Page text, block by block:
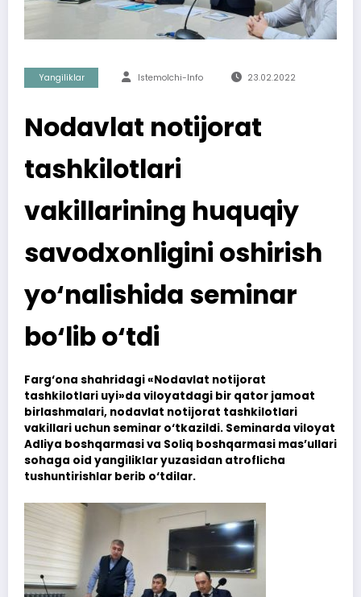
Yangiliklar Istemolchi-Info 23.02.2022
Nodavlat notijorat
tashkilotlari
vakillarining huquqiy
savodxonligini oshirish
yo‘nalishida seminar
bo‘lib o‘tdi
Farg‘ona shahridagi «Nodavlat notijorat
tashkilotlari uyi»da viloyatdagi bir qator jamoat
birlashmalari, nodavlat notijorat tashkilotlari
vakillari uchun seminar o‘tkazildi. Seminarda viloyat
Adliya boshqarmasi va Soliq boshqarmasi mas’ullari
sohaga oid yangiliklar yuzasidan atroflicha
tushuntirishlar berib o‘tdilar.